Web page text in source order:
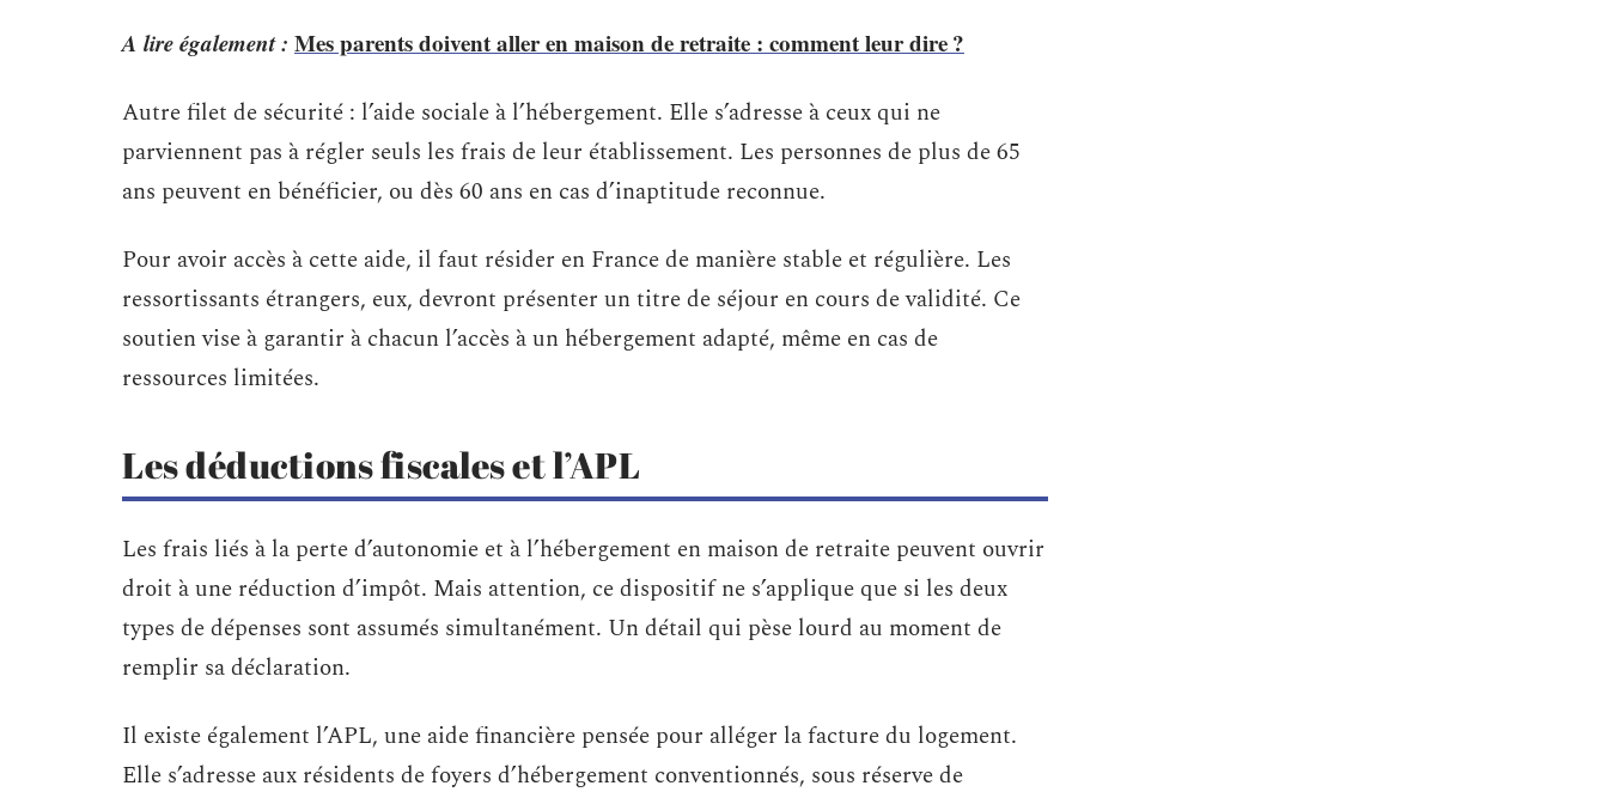
A lire également : Mes parents doivent aller en maison de retraite : comment leur dire ?
Autre filet de sécurité : l’aide sociale à l’hébergement. Elle s’adresse à ceux qui ne
parviennent pas à régler seuls les frais de leur établissement. Les personnes de plus de 65
ans peuvent en bénéficier, ou dès 60 ans en cas d’inaptitude reconnue.
Pour avoir accès à cette aide, il faut résider en France de manière stable et régulière. Les
ressortissants étrangers, eux, devront présenter un titre de séjour en cours de validité. Ce
soutien vise à garantir à chacun l’accès à un hébergement adapté, même en cas de
ressources limitées.
Les déductions fiscales et l’APL
Les frais liés à la perte d’autonomie et à l’hébergement en maison de retraite peuvent ouvrir
droit à une réduction d’impôt. Mais attention, ce dispositif ne s’applique que si les deux
types de dépenses sont assumés simultanément. Un détail qui pèse lourd au moment de
remplir sa déclaration.
Il existe également l’APL, une aide financière pensée pour alléger la facture du logement.
Elle s’adresse aux résidents de foyers d’hébergement conventionnés, sous réserve de